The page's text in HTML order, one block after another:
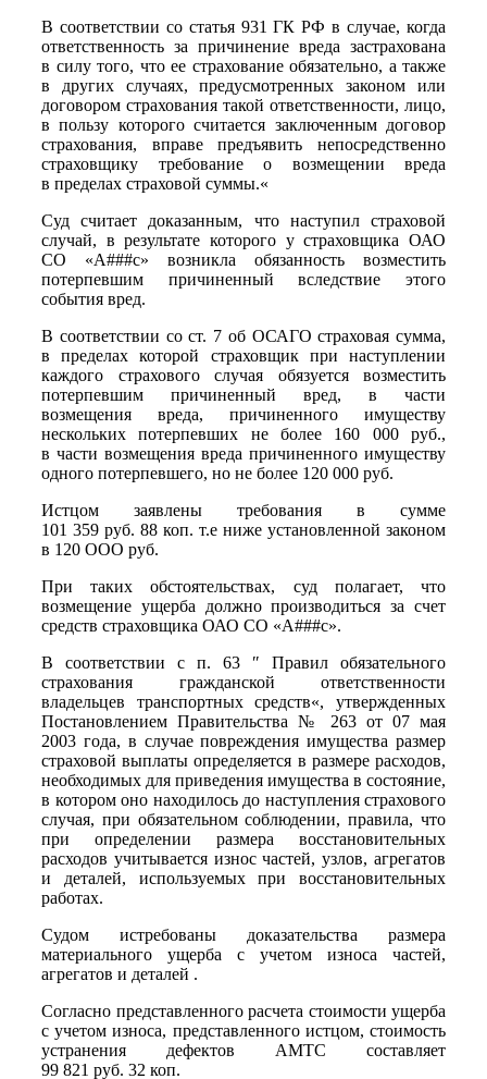
В соответствии со статья 931 ГК РФ в случае, когда
ответственность за причинение вреда застрахована
в силу того, что ее страхование обязательно, а также
в других случаях, предусмотренных законом или
договором страхования такой ответственности, лицо,
в пользу которого считается заключенным договор
страхования, вправе предъявить непосредственно
страховщику требование о возмещении вреда
в пределах страховой суммы.«
Суд считает доказанным, что наступил страховой
случай, в результате которого у страховщика ОАО
СО «А###с» возникла обязанность возместить
потерпевшим причиненный вследствие этого
события вред.
В соответствии со ст. 7 об ОСАГО страховая сумма,
в пределах которой страховщик при наступлении
каждого страхового случая обязуется возместить
потерпевшим причиненный вред, в части
возмещения вреда, причиненного имуществу
нескольких потерпевших не более 160 000 руб.,
в части возмещения вреда причиненного имуществу
одного потерпевшего, но не более 120 000 руб.
Истцом заявлены требования в сумме
101 359 руб. 88 коп. т.е ниже установленной законом
в 120 ООО руб.
При таких обстоятельствах, суд полагает, что
возмещение ущерба должно производиться за счет
средств страховщика ОАО СО «А###с».
В соответствии с п. 63 ″ Правил обязательного
страхования гражданской ответственности
владельцев транспортных средств«, утвержденных
Постановлением Правительства № 263 от 07 мая
2003 года, в случае повреждения имущества размер
страховой выплаты определяется в размере расходов,
необходимых для приведения имущества в состояние,
в котором оно находилось до наступления страхового
случая, при обязательном соблюдении, правила, что
при определении размера восстановительных
расходов учитывается износ частей, узлов, агрегатов
и деталей, используемых при восстановительных
работах.
Судом истребованы доказательства размера
материального ущерба с учетом износа частей,
агрегатов и деталей .
Согласно представленного расчета стоимости ущерба
с учетом износа, представленного истцом, стоимость
устранения дефектов АМТС составляет
99 821 руб. 32 коп.